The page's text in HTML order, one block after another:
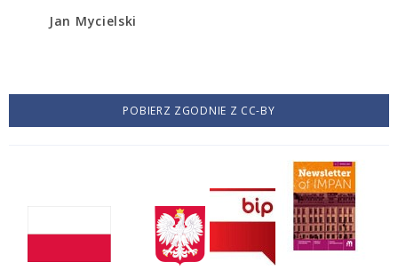
Jan Mycielski
POBIERZ ZGODNIE Z CC-BY